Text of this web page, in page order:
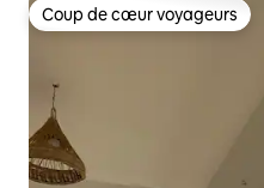
Coup de cœur voyageurs
Coup de cœur voyageurs